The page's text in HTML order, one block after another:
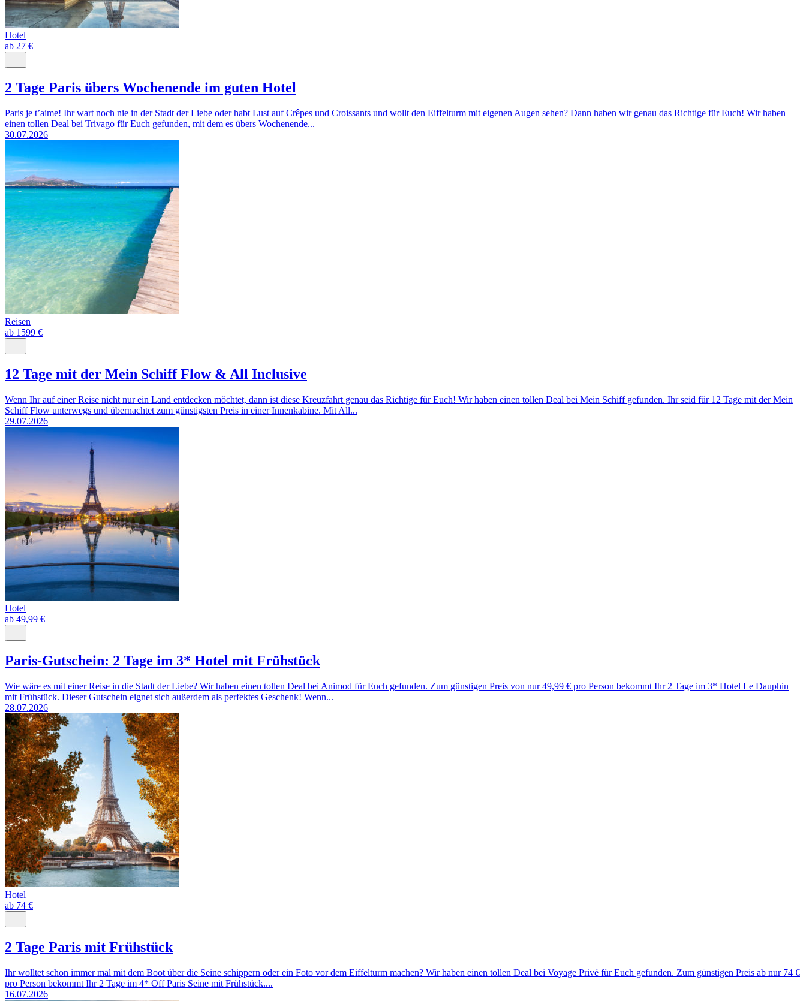
Hotel
ab 27 €
2 Tage Paris übers Wochenende im guten Hotel
Paris je t’aime! Ihr wart noch nie in der Stadt der Liebe oder habt Lust auf Crêpes und Croissants und wollt den Eiffelturm mit eigenen Augen sehen? Dann haben wir genau das Richtige für Euch! Wir haben
einen tollen Deal bei Trivago für Euch gefunden, mit dem es übers Wochenende...
30.07.2026
Reisen
ab 1599 €
12 Tage mit der Mein Schiff Flow & All Inclusive
Wenn Ihr auf einer Reise nicht nur ein Land entdecken möchtet, dann ist diese Kreuzfahrt genau das Richtige für Euch! Wir haben einen tollen Deal bei Mein Schiff gefunden. Ihr seid für 12 Tage mit der Mein
Schiff Flow unterwegs und übernachtet zum günstigsten Preis in einer Innenkabine. Mit All...
29.07.2026
Hotel
ab 49,99 €
Paris-Gutschein: 2 Tage im 3* Hotel mit Frühstück
Wie wäre es mit einer Reise in die Stadt der Liebe? Wir haben einen tollen Deal bei Animod für Euch gefunden. Zum günstigen Preis von nur 49,99 € pro Person bekommt Ihr 2 Tage im 3* Hotel Le Dauphin
mit Frühstück. Dieser Gutschein eignet sich außerdem als perfektes Geschenk! Wenn...
28.07.2026
Hotel
ab 74 €
2 Tage Paris mit Frühstück
Ihr wolltet schon immer mal mit dem Boot über die Seine schippern oder ein Foto vor dem Eiffelturm machen? Wir haben einen tollen Deal bei Voyage Privé für Euch gefunden. Zum günstigen Preis ab nur 74 €
pro Person bekommt Ihr 2 Tage im 4* Off Paris Seine mit Frühstück....
16.07.2026